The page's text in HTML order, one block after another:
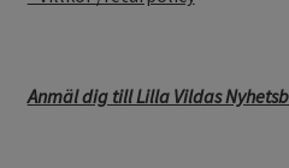
Anmäl dig till Lilla Vildas